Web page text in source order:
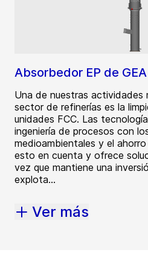
Absorbedor EP de GEA
Una de nuestras actividades
sector de refinerías es la
unidades FCC. Las
ingeniería de procesos con
medioambientales y el
esto en cuenta y ofrece
vez que mantiene una
explota...
Ver más